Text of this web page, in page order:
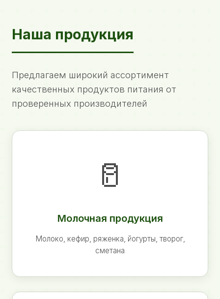
Наша продукция
Предлагаем широкий ассортимент
качественных продуктов питания от
проверенных производителей
🥛
Молочная продукция
Молоко, кефир, ряженка, йогурты, творог,
сметана